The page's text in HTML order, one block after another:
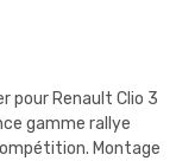
pour Renault Clio 3
gamme rallye
Montage